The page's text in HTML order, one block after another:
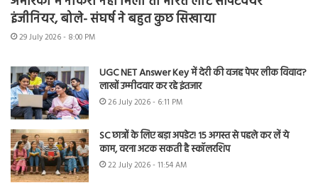
इंजीनियर, बोले- संघर्ष ने बहुत कुछ सिखाया
29 July 2026 - 8:00 PM
UGC NET Answer Key में देरी की वजह पेपर लीक विवाद?
लाखों उम्मीदवार कर रहे इंतजार
26 July 2026 - 6:11 PM
SC छात्रों के लिए बड़ा अपडेट! 15 अगस्त से पहले कर लें ये
काम, वरना अटक सकती है स्कॉलरशिप
22 July 2026 - 11:54 AM